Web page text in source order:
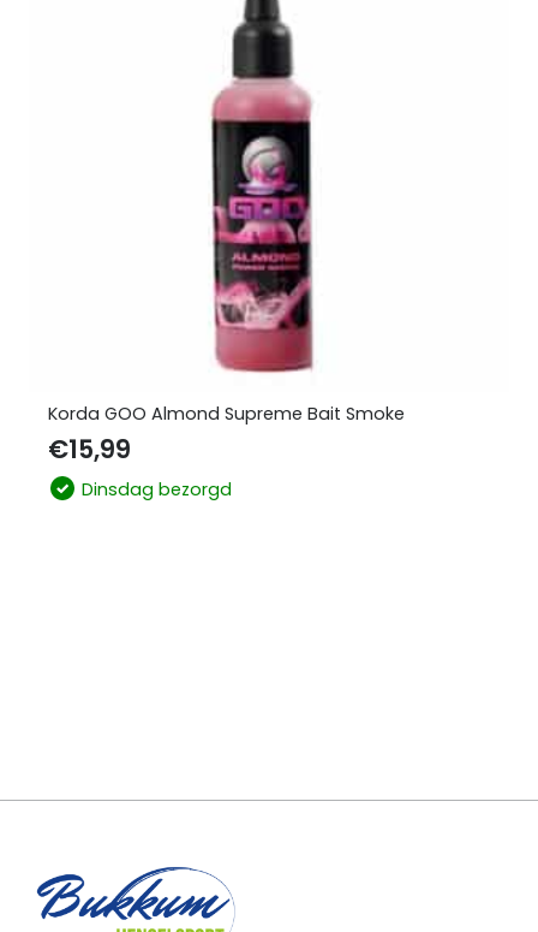
Korda GOO Almond Supreme Bait Smoke
€15,99
Dinsdag bezorgd